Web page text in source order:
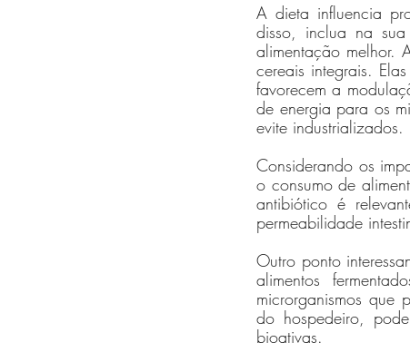
A dieta influencia
disso, inclua na
alimentação melhor.
cereais integrais.
favorecem a
de energia para os
evite industrializados.
Considerando os
o consumo de
antibiótico é
permeabilidade
Outro ponto
alimentos
microrganismos que
do hospedeiro,
bioativas.